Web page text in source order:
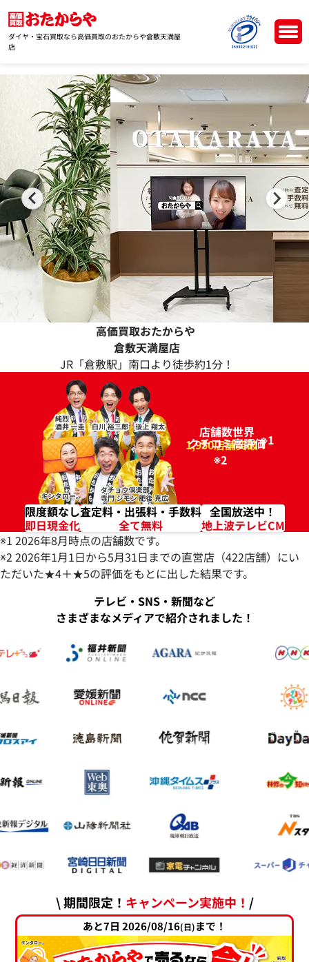
ダイヤ・宝石買取なら高価買取のおたからや倉敷天満屋
店
高価買取おたからや
倉敷天満屋店
JR「倉敷駅」南口より徒歩約1分！
店舗数世界
1,950店舗突破！
※1
クチコミ高評価
96.2%
※2
限度額なし
即日現金化
査定料・出張料・手数料
全て無料
全国放送中！
地上波テレビCM
※1 2026年8月時点の店舗数です。
※2 2026年1月1日から5月31日までの直営店（422店舗）にい
ただいた★4＋★5の評価をもとに出した結果です。
テレビ・SNS・新聞など
さまざまなメディアで紹介されました！
\ 期間限定！ キャンペーン実施中！ /
あと7日 2026/08/16(日)まで！